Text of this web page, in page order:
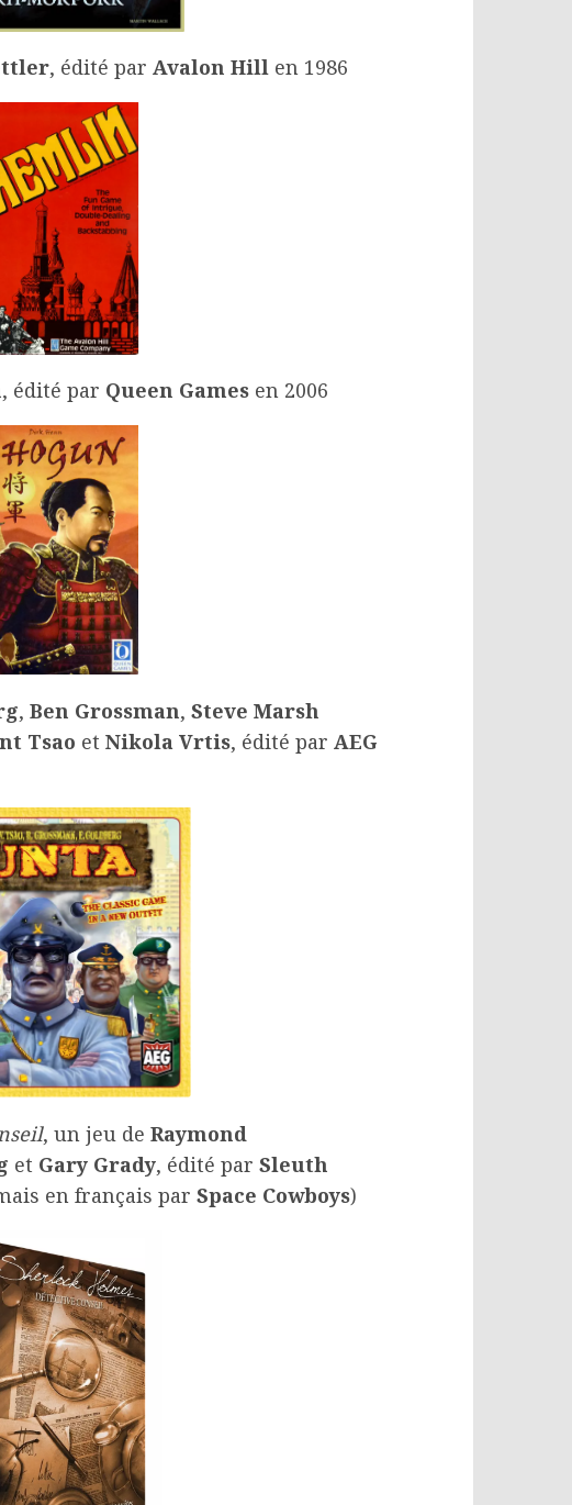
, édité par Avalon Hill en 1986
, édité par Queen Games en 2006
, Ben Grossman, Steve Marsh
Tsao et Nikola Vrtis, édité par AEG
, un jeu de Raymond
et Gary Grady, édité par Sleuth
en français par Space Cowboys)